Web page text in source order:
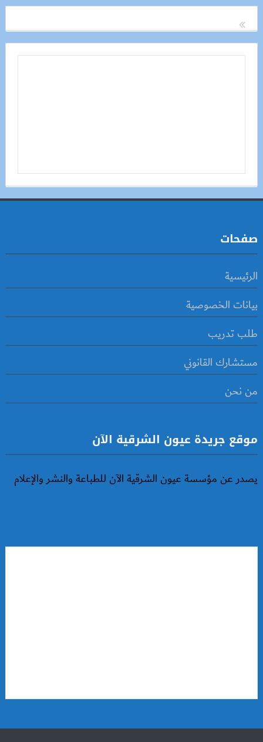
صفحات
الرئيسية
بيانات الخصوصية
طلب تدريب
مستشارك القانوني
من نحن
موقع جريدة عيون الشرقية الآن
يصدر عن مؤسسة عيون الشرقية الآن للطباعة والنشر والإعلام